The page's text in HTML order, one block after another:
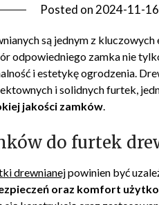
Posted on 2024-11-16
są jednym z kluczowych
odpowiedniego zamka nie
i estetykę ogrodzenia.
i solidnych furtek,
jakości zamków
do furtek
drewnianejpowinien być
oraz komfort